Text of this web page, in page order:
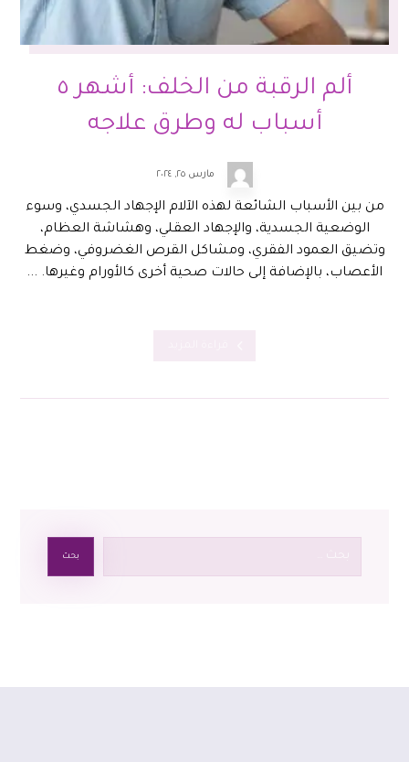
ألم الرقبة من الخلف: أشهر ٥
أسباب له وطرق علاجه
مارس ٢٥, ٢٠٢٤
من بين الأسباب الشائعة لهذه الآلام الإجهاد الجسدي، وسوء
الوضعية الجسدية، والإجهاد العقلي، وهشاشة العظام،
وتضيق العمود الفقري، ومشاكل القرص الغضروفي، وضغط
الأعصاب، بالإضافة إلى حالات صحية أخرى كالأورام وغيرها. ...
بحث